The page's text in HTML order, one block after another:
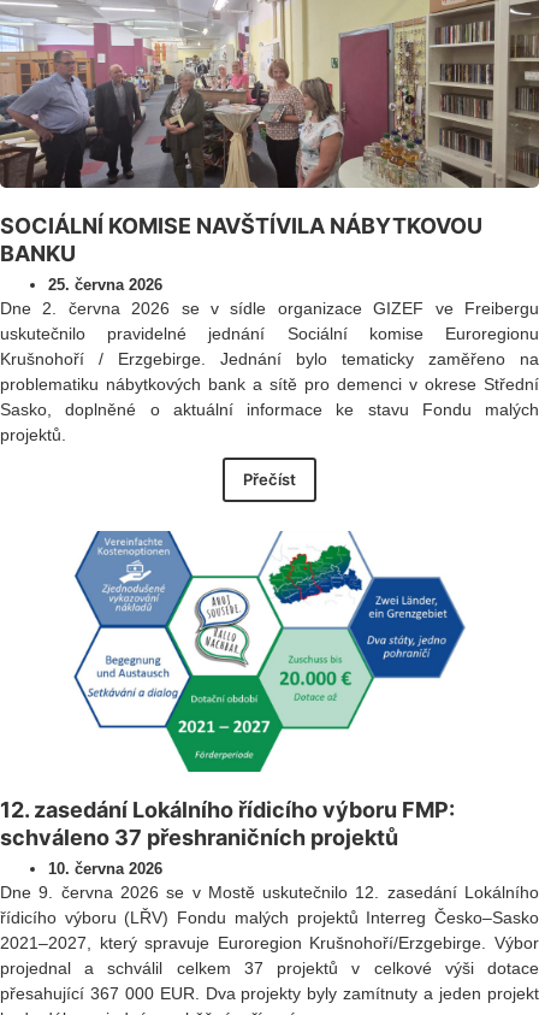
SOCIÁLNÍ KOMISE NAVŠTÍVILA NÁBYTKOVOU
BANKU
25. června 2026
Dne 2. června 2026 se v sídle organizace GIZEF ve Freibergu
uskutečnilo pravidelné jednání Sociální komise Euroregionu
Krušnohoří / Erzgebirge. Jednání bylo tematicky zaměřeno na
problematiku nábytkových bank a sítě pro demenci v okrese Střední
Sasko, doplněné o aktuální informace ke stavu Fondu malých
projektů.
Přečíst
12. zasedání Lokálního řídicího výboru FMP:
schváleno 37 přeshraničních projektů
10. června 2026
Dne 9. června 2026 se v Mostě uskutečnilo 12. zasedání Lokálního
řídicího výboru (LŘV) Fondu malých projektů Interreg Česko–Sasko
2021–2027, který spravuje Euroregion Krušnohoří/Erzgebirge. Výbor
projednal a schválil celkem 37 projektů v celkové výši dotace
přesahující 367 000 EUR. Dva projekty byly zamítnuty a jeden projekt